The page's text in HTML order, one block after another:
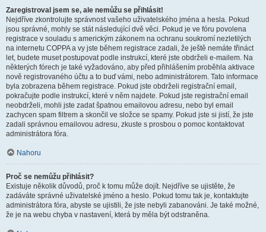
Zaregistroval jsem se, ale nemůžu se přihlásit!
Nejdříve zkontrolujte správnost vašeho uživatelského jména a hesla. Pokud
jsou správné, mohly se stát následující dvě věci. Pokud je ve fóru povolena
registrace v souladu s americkým zákonem na ochranu soukromí nezletilých
na internetu COPPA a vy jste během registrace zadali, že ještě nemáte třináct
let, budete muset postupovat podle instrukcí, které jste obdrželi e-mailem. Na
některých fórech je také vyžadováno, aby před přihlášením proběhla aktivace
nově registrovaného účtu a to buď vámi, nebo administrátorem. Tato informace
byla zobrazena během registrace. Pokud jste obdrželi registrační email,
pokračujte podle instrukcí, které v něm najdete. Pokud jste registrační email
neobdrželi, mohli jste zadat špatnou emailovou adresu, nebo byl email
zachycen spam filtrem a skončil ve složce se spamy. Pokud jste si jistí, že jste
zadali správnou emailovou adresu, zkuste s prosbou o pomoc kontaktovat
administrátora fóra.
Nahoru
Proč se nemůžu přihlásit?
Existuje několik důvodů, proč k tomu může dojít. Nejdříve se ujistěte, že
zadáváte správné uživatelské jméno a heslo. Pokud tomu tak je, kontaktujte
administrátora fóra, abyste se ujistili, že jste nebyli zabanováni. Je také možné,
že je na webu chyba v nastavení, která by měla být odstraněna.